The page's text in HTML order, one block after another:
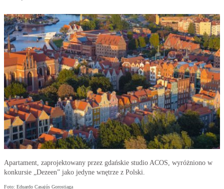
Apartament, zaprojektowany przez gdańskie studio ACOS, wyróżniono w
konkursie „Dezeen” jako jedyne wnętrze z Polski.
Foto: Eduardo Casajús Gorostiaga